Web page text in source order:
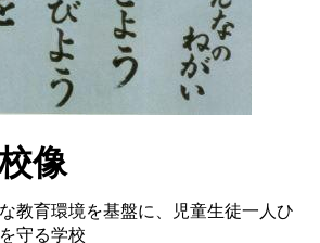
像
教育環境を基盤に、児童生徒一人ひ
守る学校